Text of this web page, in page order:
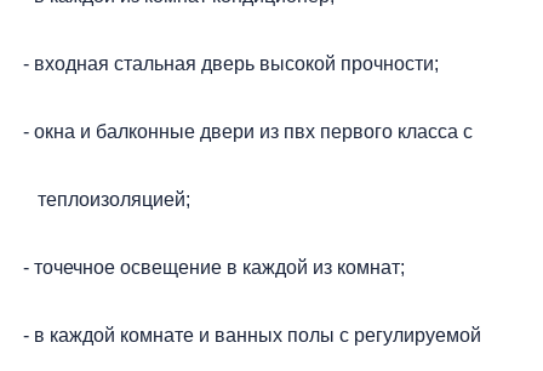
- входная стальная дверь высокой прочности;
- окна и балконные двери из пвх первого класса с
теплоизоляцией;
- точечное освещение в каждой из комнат;
- в каждой комнате и ванных полы с регулируемой